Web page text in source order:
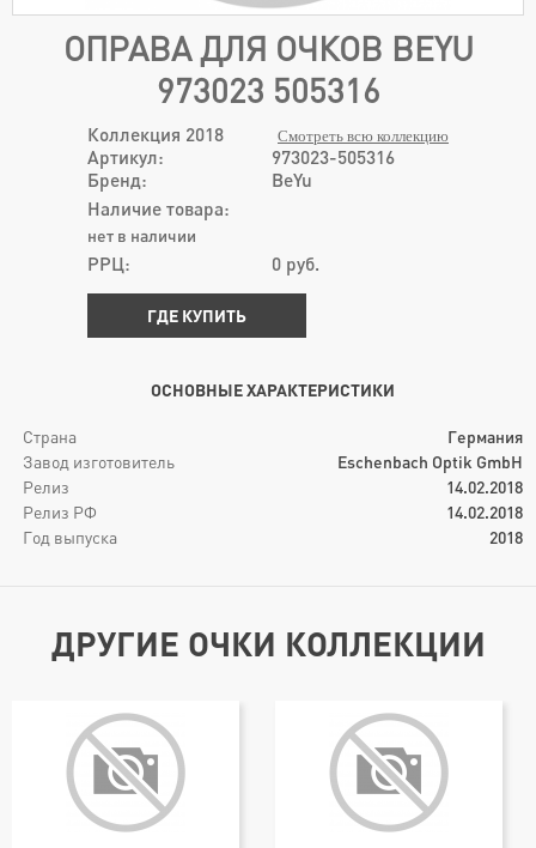
ОПРАВА ДЛЯ ОЧКОВ BEYU
973023 505316
Коллекция 2018 Смотреть всю коллекцию
Артикул:
973023-505316
Бренд:
BeYu
Наличие товара:
нет в наличии
РРЦ: 0 руб.
ГДЕ КУПИТЬ
ОСНОВНЫЕ ХАРАКТЕРИСТИКИ
Страна
Германия
Завод изготовитель
Eschenbach Optik GmbH
Релиз
14.02.2018
Релиз РФ
14.02.2018
Год выпуска
2018
ДРУГИЕ ОЧКИ КОЛЛЕКЦИИ